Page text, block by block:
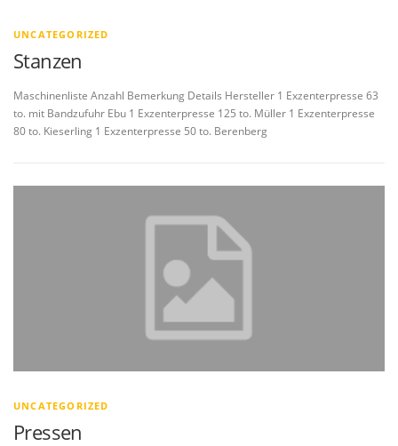
UNCATEGORIZED
Stanzen
Maschinenliste Anzahl Bemerkung Details Hersteller 1 Exzenterpresse 63
to. mit Bandzufuhr Ebu 1 Exzenterpresse 125 to. Müller 1 Exzenterpresse
80 to. Kieserling 1 Exzenterpresse 50 to. Berenberg
UNCATEGORIZED
Pressen